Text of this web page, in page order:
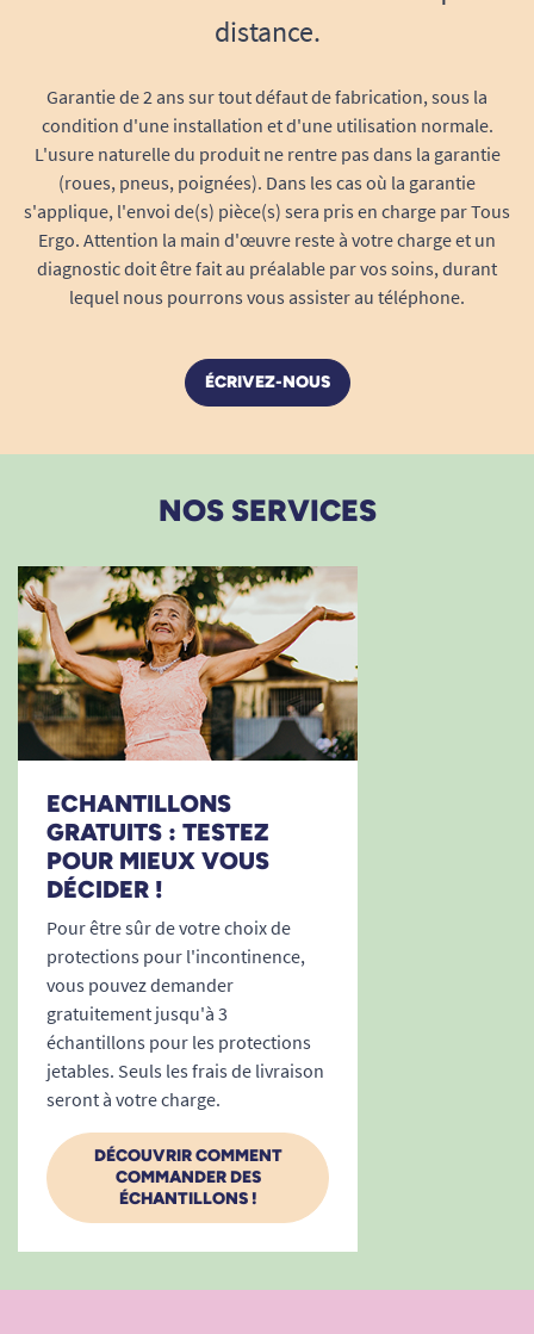
Discrétion assurée :format fin, barrière
saturation – tout est pensé pour une vie
active sans compromis sur la qualité de vie.
Résumé des caractéristiques
Incontinence sévère :performance
maximale pour tous les niveaux de fuites.
Tour de taille :60 à 85 cm (Small).
Absorption :2650 ml.
Technologies FeelDry™ et ComfiStretch™
pour garder la peau sèche et offrir un port
Pour aller plus loin
complémentaires pour choisir votre protection ?
protection pour l’incontinence ?
Voir tous les produits Tena.
Voir tous les produits Tena Flex.
Voir tous les produits pour m'aider à gérer mes
problèmes d'incontinence.
distance.
Garantie de 2 ans sur tout défaut de fabrication, sous la
condition d'une installation et d'une utilisation normale.
L'usure naturelle du produit ne rentre pas dans la garantie
(roues, pneus, poignées). Dans les cas où la garantie
s'applique, l'envoi de(s) pièce(s) sera pris en charge par Tous
Ergo. Attention la main d'œuvre reste à votre charge et un
diagnostic doit être fait au préalable par vos soins, durant
lequel nous pourrons vous assister au téléphone.
ÉCRIVEZ-NOUS
NOS SERVICES
ECHANTILLONS
GRATUITS : TESTEZ
POUR MIEUX VOUS
DÉCIDER !
Pour être sûr de votre choix de
protections pour l'incontinence,
vous pouvez demander
gratuitement jusqu'à 3
échantillons pour les protections
jetables. Seuls les frais de livraison
seront à votre charge.
DÉCOUVRIR COMMENT
COMMANDER DES
ÉCHANTILLONS !